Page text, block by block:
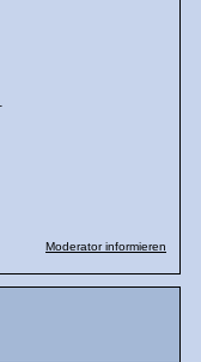
Moderator informieren